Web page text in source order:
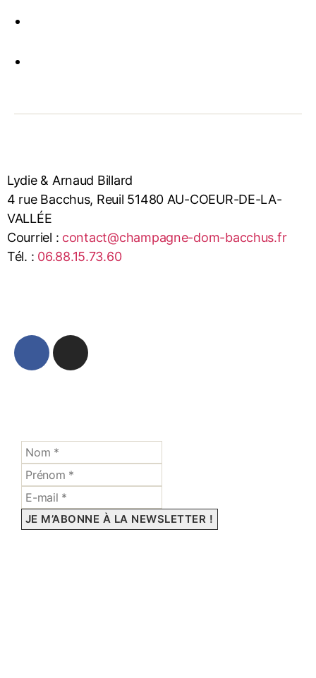
Lydie & Arnaud Billard
4 rue Bacchus, Reuil 51480 AU-COEUR-DE-LA-
VALLÉE
Courriel : contact@champagne-dom-bacchus.fr
Tél. : 06.88.15.73.60